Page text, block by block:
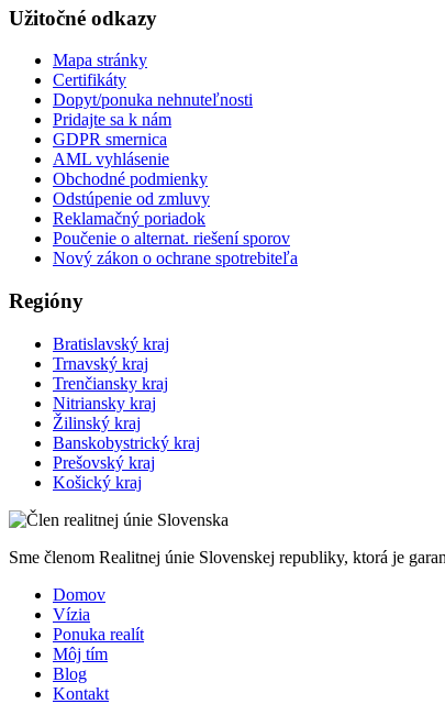
Užitočné odkazy
Mapa stránky
Certifikáty
Dopyt/ponuka nehnuteľnosti
Pridajte sa k nám
GDPR smernica
AML vyhlásenie
Obchodné podmienky
Odstúpenie od zmluvy
Reklamačný poriadok
Poučenie o alternat. riešení sporov
Nový zákon o ochrane spotrebiteľa
Regióny
Bratislavský kraj
Trnavský kraj
Trenčiansky kraj
Nitriansky kraj
Žilinský kraj
Banskobystrický kraj
Prešovský kraj
Košický kraj
Sme členom Realitnej únie Slovenskej republiky, ktorá je
Domov
Vízia
Ponuka realít
Môj tím
Blog
Kontakt